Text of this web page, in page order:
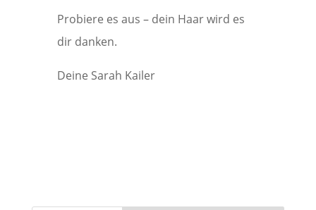
Probiere es aus – dein Haar wird es
dir danken.
Deine Sarah Kailer